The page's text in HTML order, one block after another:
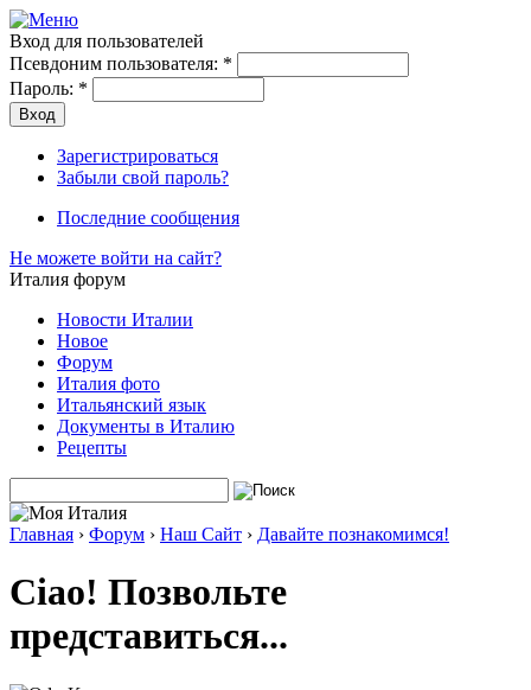
Вход для пользователей
Псевдоним пользователя: *
Пароль: *
Зарегистрироваться
Забыли свой пароль?
Последние сообщения
Не можете войти на сайт?
Италия форум
Новости Италии
Новое
Форум
Италия фото
Итальянский язык
Документы в Италию
Рецепты
Главная › Форум › Наш Сайт › Давайте познакомимся!
Ciao! Позвольте
представиться...